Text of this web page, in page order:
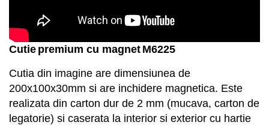
Cutie premium cu magnet M6225
Cutia din imagine are dimensiunea de
200x100x30mm si are inchidere magnetica. Este
realizata din carton dur de 2 mm (mucava, carton de
legatorie) si caserata la interior si exterior cu hartie